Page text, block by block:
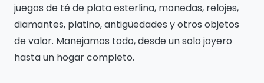
juegos de té de plata esterlina, monedas, relojes,
diamantes, platino, antigüedades y otros objetos
de valor. Manejamos todo, desde un solo joyero
hasta un hogar completo.